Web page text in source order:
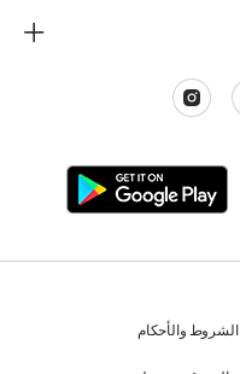
الشروط والأحكام